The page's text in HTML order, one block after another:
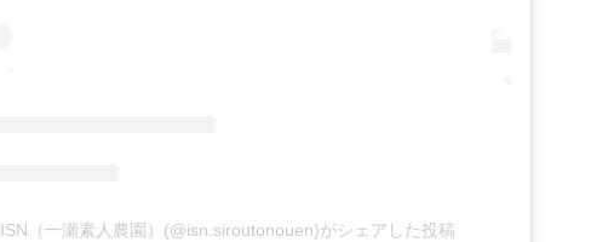
ISN（一瀬素人農園）(@isn.siroutonouen)がシェアした投稿